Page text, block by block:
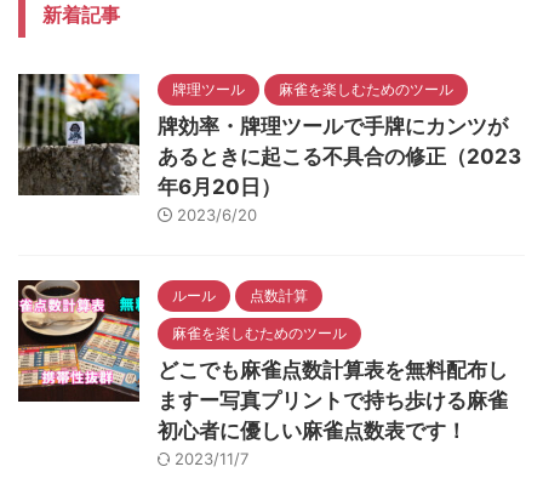
新着記事
牌理ツール 麻雀を楽しむためのツール
牌効率・牌理ツールで手牌にカンツが
あるときに起こる不具合の修正（2023
年6月20日）
2023/6/20
ルール 点数計算
麻雀を楽しむためのツール
どこでも麻雀点数計算表を無料配布し
ますー写真プリントで持ち歩ける麻雀
初心者に優しい麻雀点数表です！
2023/11/7